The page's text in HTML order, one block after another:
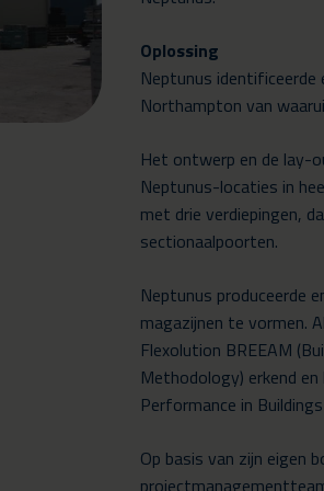
Oplossing
Neptunus
Northampton van
Het ontwerp en de lay-
Neptunus-locaties in
met drie verdiepingen,
sectionaalpoorten.
Neptunus produceerde
magazijnen te vormen.
Flexolution BREEAM
Methodology) erkend
Performance in
Op basis van zijn eigen